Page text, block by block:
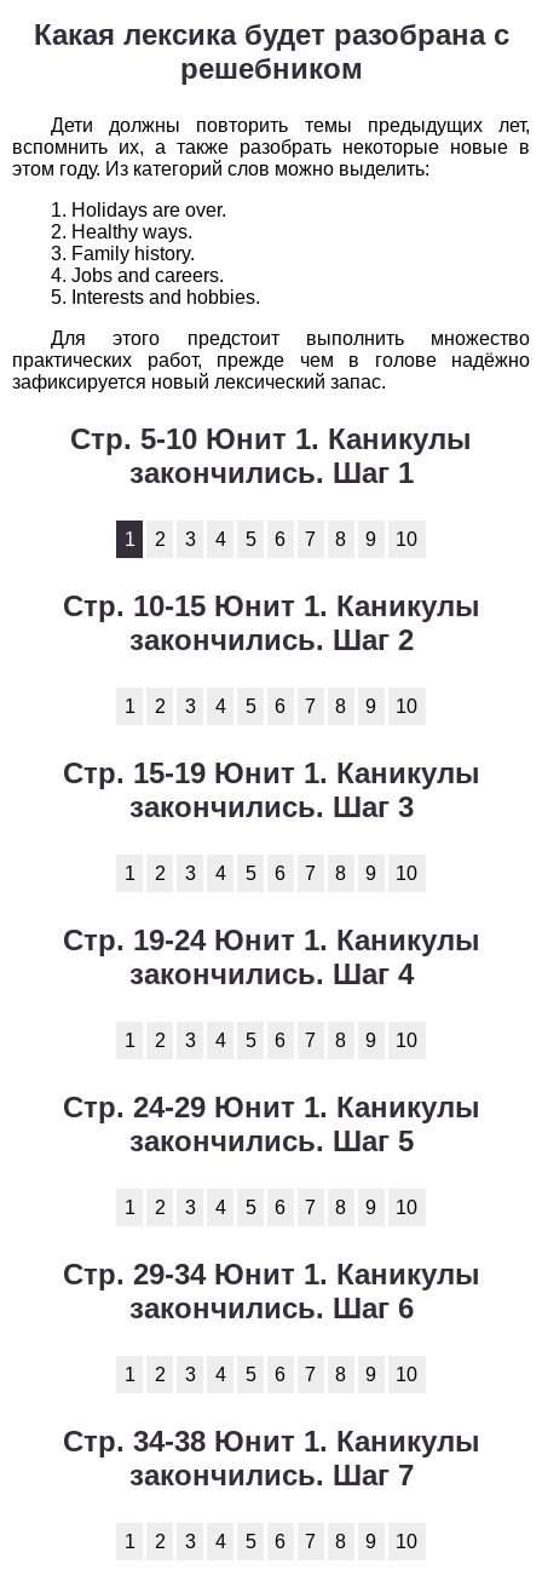
Химия
5 6 7 8
Черчение
2 3 4 5 6
Экономика
1
2 3 4 5 6 7 8
Какая лексика будет разобрана с
решебником
Дети должны повторить темы предыдущих лет,
вспомнить их, а также разобрать некоторые новые в
этом году. Из категорий слов можно выделить:
Holidays are over.
Healthy ways.
Family history.
Jobs and careers.
Interests and hobbies.
Для этого предстоит выполнить множество
практических работ, прежде чем в голове надёжно
зафиксируется новый лексический запас.
Стр. 5-10 Юнит 1. Каникулы
закончились. Шаг 1
1 2 3 4 5 6 7 8 9 10
Стр. 10-15 Юнит 1. Каникулы
закончились. Шаг 2
1 2 3 4 5 6 7 8 9 10
Стр. 15-19 Юнит 1. Каникулы
закончились. Шаг 3
1 2 3 4 5 6 7 8 9 10
Стр. 19-24 Юнит 1. Каникулы
закончились. Шаг 4
1 2 3 4 5 6 7 8 9 10
Стр. 24-29 Юнит 1. Каникулы
закончились. Шаг 5
1 2 3 4 5 6 7 8 9 10
Стр. 29-34 Юнит 1. Каникулы
закончились. Шаг 6
1 2 3 4 5 6 7 8 9 10
Стр. 34-38 Юнит 1. Каникулы
закончились. Шаг 7
1 2 3 4 5 6 7 8 9 10